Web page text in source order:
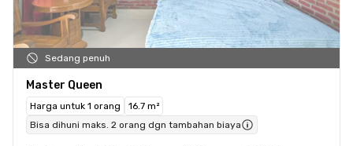
Sedang penuh
Master Queen
Harga untuk 1 orang
16.7 m²
Bisa dihuni maks. 2 orang dgn tambahan biaya